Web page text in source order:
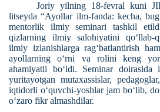
Joriy yilning 18-fevral kuni
litseyda“Ayollar ilm-fanda: kecha,
mentorlik ilmiy seminari tashkil
qizlarning ilmiy salohiyatini qo‘llab-
ilmiy izlanishlarga rag‘batlantirish
ayollarning o‘rni va rolini keng
ahamiyatli bo‘ldi. Seminar doirasida
yuritayotgan mutaxassislar,
iqtidorli o‘quvchi-yoshlar jam bo‘lib,
o‘zaro fikr almashdilar.